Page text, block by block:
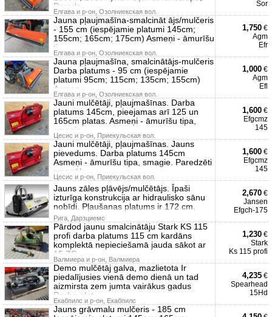
Paredz
Елгава и р-он, Озолниекская вол.
Sor
Jauna pļaujmašīna-smalcināt ājs/mulčeris
- 155 cm (iespējamie platumi 145cm;
155cm; 165cm; 175cm) Asmeņi - āmurīšu
ti
Елгава и р-он, Озолниекская вол.
1,750 €
Agm
Efr
Jauna pļaujmašīna, smalcinātājs-mulčeris
Darba platums - 95 cm (iespējamie
platumi 95cm; 115cm; 135cm; 155cm)
Asmeņ
Елгава и р-он, Озолниекская вол.
1,000 €
Agm
Efl
Jauni mulčētāji, pļaujmašīnas. Darba
platums 145cm, pieejamas arī 125 un
165cm platas. Asmeņi - āmurīšu tipa,
smagie
Цесис и р-он, Приекульская вол.
1,600 €
Efgcmz
145
Jauni mulčētāji, pļaujmašīnas. Jauns
pievedums. Darba platums 145cm
Asmeņi - āmurīšu tipa, smagie. Paredzēti
smagāk
Цесис и р-он, Приекульская вол.
1,600 €
Efgcmz
145
Jauns zāles pļāvējs/mulčētājs. Īpaši
izturīga konstrukcija ar hidraulisko sānu
nobīdi. Pļaušanas platums ir 172 cm.
Рига, Дарзциемс
2,670 €
Jansen
Efgch-175
Pārdod jaunu smalcinātāju Stark KS 115
profi darba platums 115 cm kardāns
komplektā nepieciešamā jauda sākot ar
15 ZS
Валмиера и р-он, Валмиера
1,230 €
Stark
Ks 115 profi
Demo mulčētāj galva, mazlietota Ir
piedalījusies vienā demo dienā un tad
aizmirsta zem jumta vairākus gadus
Darba plat
Екабпилс и р-он, Екабпилс
4,235 €
Spearhead
15Hd
Jauns grāvmalu mulčeris - 185 cm